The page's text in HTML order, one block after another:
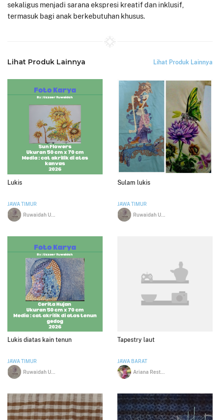
sekaligus menjadi sarana ekspresi kreatif dan inklusif,
termasuk bagi anak berkebutuhan khusus.
Lihat Produk Lainnya Lihat Produk Lainnya
Lukis
JAWA TIMUR
Sulam lukis
JAWA TIMUR
Lukis diatas kain tenun
JAWA TIMUR
Tapestry laut
JAWA BARAT